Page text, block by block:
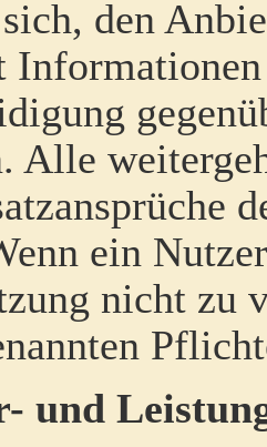
den
Alle
ein
nicht zu
und